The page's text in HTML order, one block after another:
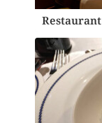
Restaurant